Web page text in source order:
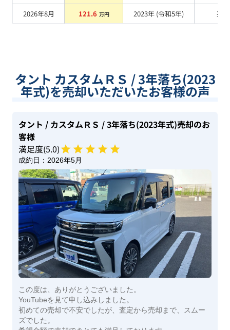
2026年8月
121.6 万円 2023年 (令和5年) 系
タント カスタムＲＳ / 3年落ち(2023
年式)を売却いただいたお客様の声
タント / カスタムＲＳ / 3年落ち(2023年式)売却のお
客様
満足度(5.0)
成約日： 2026年5月
この度は、ありがとうございました。
YouTubeを見て申し込みしました。
初めての売却で不安でしたが、査定から売却まで、スムー
ズでした。